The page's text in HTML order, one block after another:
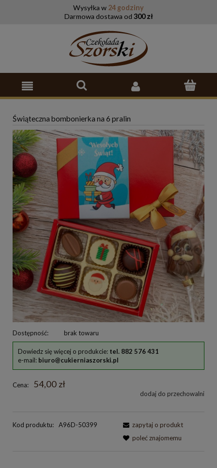
Wysyłka w 24 godziny
Darmowa dostawa od 300 zł
Świąteczna bombonierka na 6 pralin
Dostępność: brak towaru
Dowiedz się więcej o produkcie: tel. 882 576 431
e-mail: biuro@cukierniaszorski.pl
Cena: 54,00 zł
dodaj do przechowalni
Kod produktu: A96D-50399
zapytaj o produkt
poleć znajomemu